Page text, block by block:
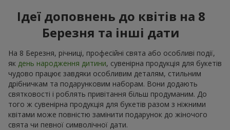
Ідеї доповнень до квітів на 8
Березня та інші дати
На 8 Березня, річниці, професійні свята або особливі події,
як день народження дитини, сувенірна продукція для букетів
чудово працює завдяки особливим деталям, стильним
дрібничкам та подарунковим наборам. Вони додають
святковості і роблять привітання більш продуманим. До
того ж сувенірна продукція для букетів разом з ніжними
квітами може повністю замінити подарунок до жіночого
свята чи певної символічної дати.